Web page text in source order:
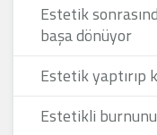
Estetik
başa dönüyor
Estetik yaptırıp
Estetikli